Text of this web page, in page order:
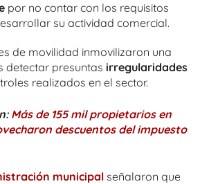
por no contar con los requisitos
su actividad comercial.
de movilidad inmovilizaron una
detectar presuntas irregularidades
realizados en el sector.
Más de 155 mil propietarios en
descuentos del impuesto
municipalseñalaron que